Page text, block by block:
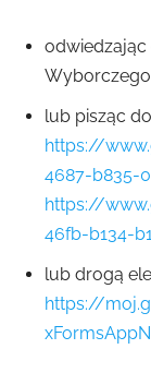
Wyborczego
lub pisząc
https://
4687-b835-
https://
46fb-b134-
lub drogą
https://